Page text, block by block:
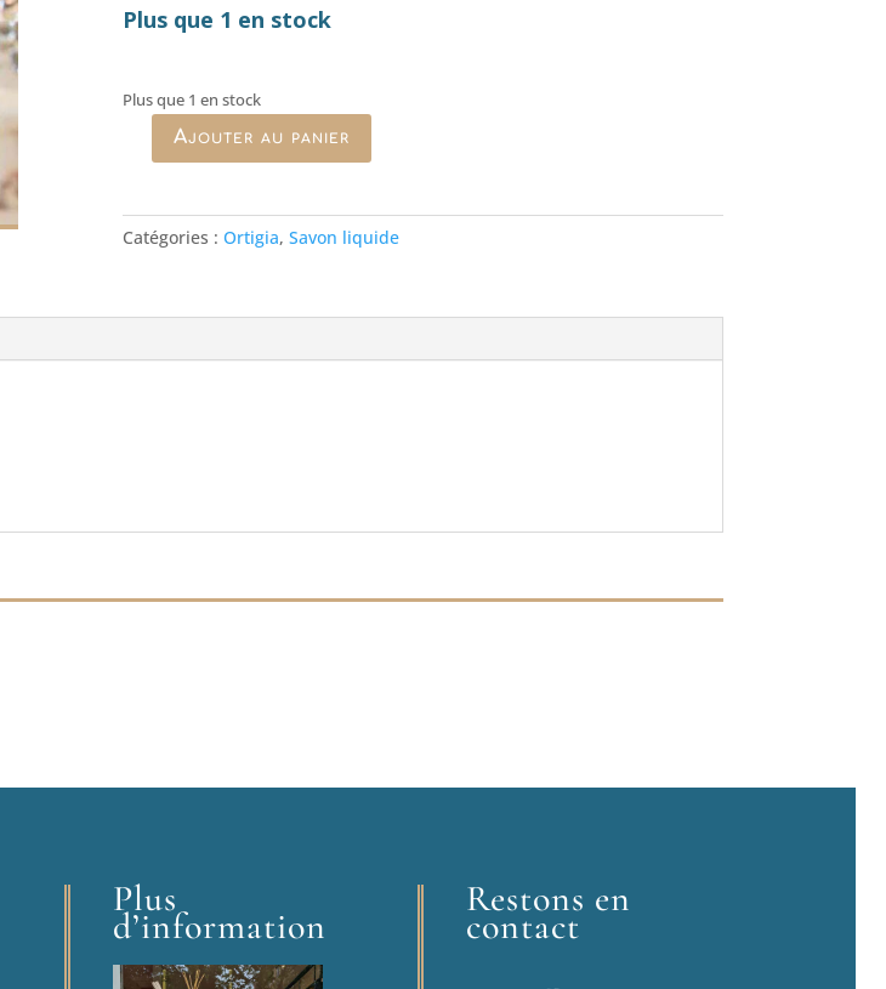
Plus que 1 en stock
Plus que 1 en stock
quantité
en
savon
Ajouter au panier
Catégories : Ortigia, Savon liquide
Plus
d’information
Restons en
contact